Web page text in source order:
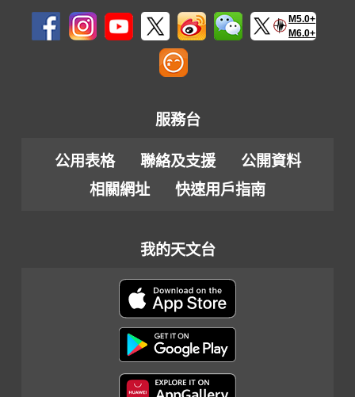
M5.0+
M6.0+
服務台
公用表格 聯絡及支援
公開資料
相關網址
快速用戶指南
我的天文台